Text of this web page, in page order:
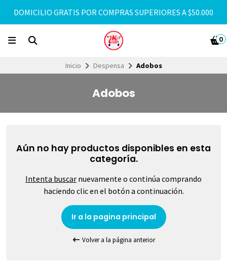
DOMICILIO GRATIS POR COMPRAS SUPERIORES A $50.000
0
Inicio Despensa Adobos
Adobos
Aún no hay productos disponibles en esta
categoría.
Intenta buscar nuevamente o continúa comprando
haciendo clic en el botón a continuación.
Ir a la pagina principal
Volver a la página anterior